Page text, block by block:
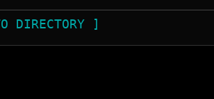
DIRECTORY ]